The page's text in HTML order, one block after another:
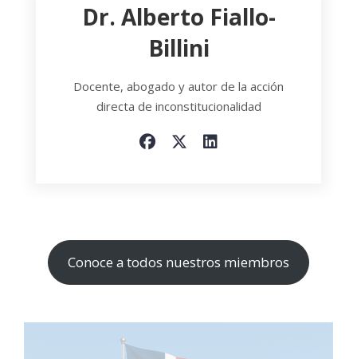
Dr. Alberto Fiallo-
Billini
Docente, abogado y autor de la acción
directa de inconstitucionalidad
Conoce a todos nuestros miembros